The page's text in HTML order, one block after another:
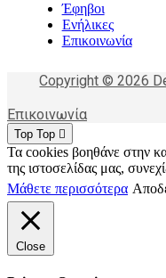
Έφηβοι
Ενήλικες
Επικοινωνία
Copyright © 2026
Επικοινωνία
Top Top
Τα cookies βοηθάνε στην
της ιστοσελίδας μας,
Μάθετε περισσότερα
Close